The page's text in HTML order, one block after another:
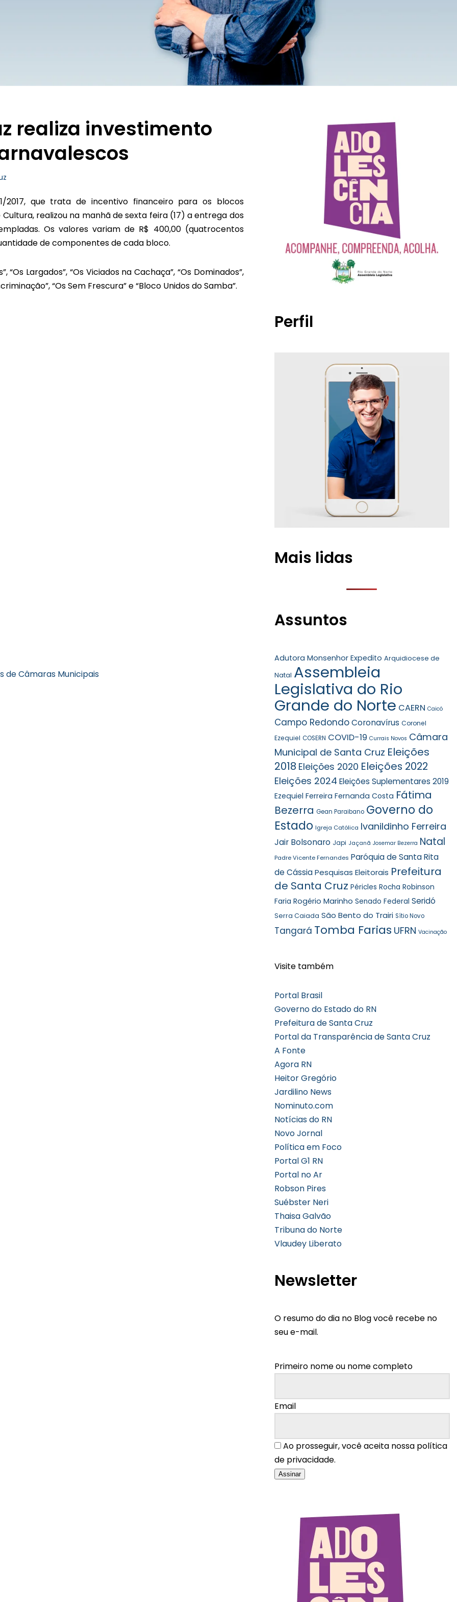
realiza investimento
que trata de incentivo financeiro para os blocos
realizou na manhã de sexta feira (17) a entrega dos
Os valores variam de R$ 400,00 (quatrocentos
de componentes de cada bloco.
Largados”, “Os Viciados na Cachaça”, “Os Dominados”,
“Os Sem Frescura” e “Bloco Unidos do Samba”.
de Câmaras Municipais
Perfil
Mais lidas
Assuntos
Adutora Monsenhor Expedito Arquidiocese de
Natal Assembleia
Legislativa do Rio
Grande do Norte CAERN Caicó
Campo Redondo Coronavírus Coronel
Ezequiel COSERN COVID-19 Currais Novos Câmara
Municipal de Santa Cruz Eleições
2018 Eleições 2020 Eleições 2022
Eleições 2024 Eleições Suplementares 2019
Ezequiel Ferreira Fernanda Costa Fátima
Bezerra Gean Paraibano Governo do
Estado Igreja Católica Ivanildinho Ferreira
Jair Bolsonaro Japi Jaçanã Josemar Bezerra Natal
Padre Vicente Fernandes Paróquia de Santa Rita
de Cássia Pesquisas Eleitorais Prefeitura
de Santa Cruz Péricles Rocha Robinson
Faria Rogério Marinho Senado Federal Seridó
Serra Caiada São Bento do Trairi Sítio Novo
Tangará Tomba Farias UFRN Vacinação
Visite também
Portal Brasil
Governo do Estado do RN
Prefeitura de Santa Cruz
Portal da Transparência de Santa Cruz
A Fonte
Agora RN
Heitor Gregório
Jardilino News
Nominuto.com
Notícias do RN
Novo Jornal
Política em Foco
Portal G1 RN
Portal no Ar
Robson Pires
Suébster Neri
Thaisa Galvão
Tribuna do Norte
Vlaudey Liberato
Newsletter
O resumo do dia no Blog você recebe no
seu e-mail.
Primeiro nome ou nome completo
Email
Ao prosseguir, você aceita nossa política
de privacidade.